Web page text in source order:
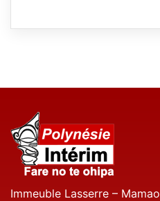
Immeuble Lasserre – Mamao